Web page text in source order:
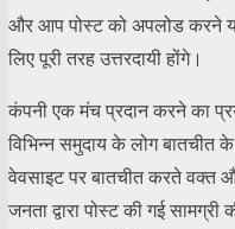
और आप पोस्ट को अपलोड करने
लिए पूरी तरह उत्तरदायी होंगे।
कंपनी एक मंच प्रदान करने का
विभिन्न समुदाय के लोग बातचीत
वेवसाइट पर बातचीत करते वक्त
जनता द्वारा पोस्ट की गई